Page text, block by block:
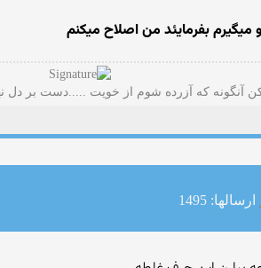
بفرمایئد من اصلاح میکنم
آنگونه که آزرده شوم از خویت .....دست بر دل
ارسالها: 1495